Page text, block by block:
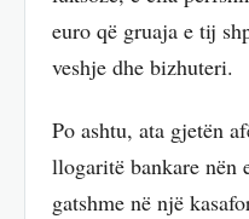
euro që gruaja e tij
veshje dhe bizhuteri.
Po ashtu, ata gjetën
llogaritë bankare nën
gatshme në një